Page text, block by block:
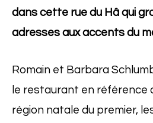
dans cette rue du Hâ qui
adresses aux accents du
Romain et Barbara
le restaurant en référence
région natale du premier,